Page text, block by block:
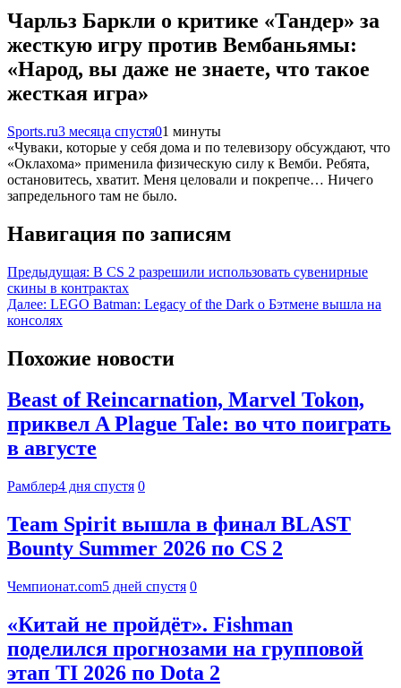
Чарльз Баркли о критике «Тандер» за
жесткую игру против Вембаньямы:
«Народ, вы даже не знаете, что такое
жесткая игра»
Sports.ru3 месяца спустя01 минуты
«Чуваки, которые у себя дома и по телевизору обсуждают, что
«Оклахома» применила физическую силу к Вемби. Ребята,
остановитесь, хватит. Меня целовали и покрепче… Ничего
запредельного там не было.
Навигация по записям
Предыдущая: В CS 2 разрешили использовать сувенирные
скины в контрактах
Далее: LEGO Batman: Legacy of the Dark о Бэтмене вышла на
консолях
Похожие новости
Beast of Reincarnation, Marvel Tokon,
приквел A Plague Tale: во что поиграть
в августе
Рамблер4 дня спустя 0
Team Spirit вышла в финал BLAST
Bounty Summer 2026 по CS 2
Чемпионат.com5 дней спустя 0
«Китай не пройдёт». Fishman
поделился прогнозами на групповой
этап TI 2026 по Dota 2